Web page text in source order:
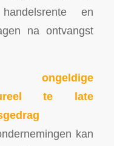
en
na ontvangst
ongeldige
te late
kan